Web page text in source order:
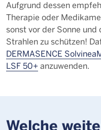
Aufgrund dessen
Therapie oder
sonst vor der Sonne und
Strahlen zu schützen!
DERMASENCE
LSF 50+anzuwenden.
Welche